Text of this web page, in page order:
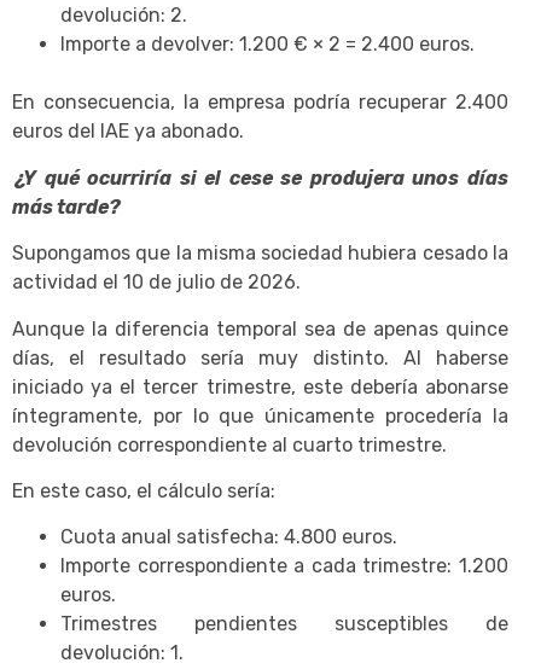
devolución: 2.
Importe a devolver: 1.200 € × 2 = 2.400 euros.
En consecuencia, la empresa podría recuperar 2.400
euros del IAE ya abonado.
¿Y qué ocurriría si el cese se produjera unos días
más tarde?
Supongamos que la misma sociedad hubiera cesado la
actividad el 10 de julio de 2026.
Aunque la diferencia temporal sea de apenas quince
días, el resultado sería muy distinto. Al haberse
iniciado ya el tercer trimestre, este debería abonarse
íntegramente, por lo que únicamente procedería la
devolución correspondiente al cuarto trimestre.
En este caso, el cálculo sería:
Cuota anual satisfecha: 4.800 euros.
Importe correspondiente a cada trimestre: 1.200
euros.
Trimestres pendientes susceptibles de
devolución: 1.